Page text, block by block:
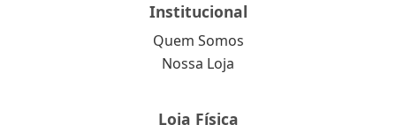
Institucional
Quem Somos
Nossa Loja
Loja Física